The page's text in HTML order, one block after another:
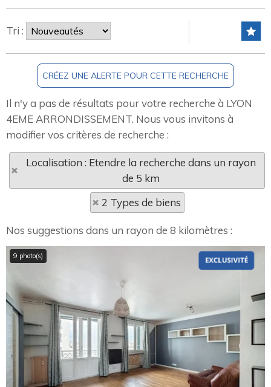
Tri :
Il n'y a pas de résultats pour votre recherche à LYON
4EME ARRONDISSEMENT. Nous vous invitons à
modifier vos critères de recherche :
Localisation : Etendre la recherche dans un rayon
de 5 km
2 Types de biens
Nos suggestions dans un rayon de 8 kilomètres :
9 photo(s)